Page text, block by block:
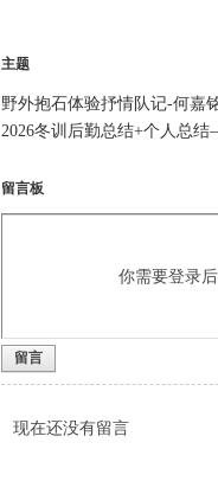
主题
野外抱石体验抒情队记-何嘉
2026冬训后勤总结+个人总
留言板
你需要登录
留言
现在还没有留言